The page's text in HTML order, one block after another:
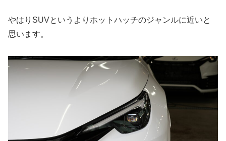
やはりSUVというよりホットハッチのジャンルに近いと
思います。